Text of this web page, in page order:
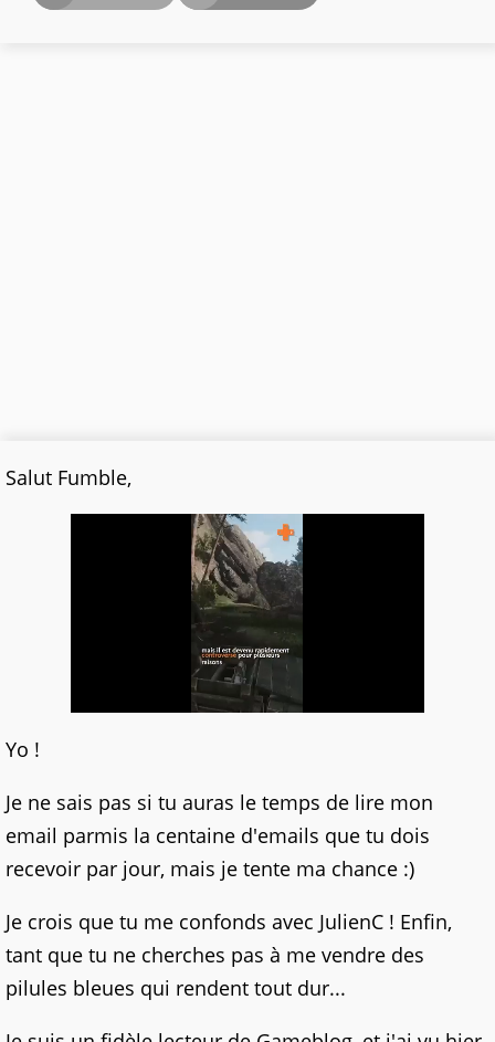
Salut Fumble,
Yo !
Je ne sais pas si tu auras le temps de lire mon
email parmis la centaine d'emails que tu dois
recevoir par jour, mais je tente ma chance :)
Je crois que tu me confonds avec JulienC ! Enfin,
tant que tu ne cherches pas à me vendre des
pilules bleues qui rendent tout dur...